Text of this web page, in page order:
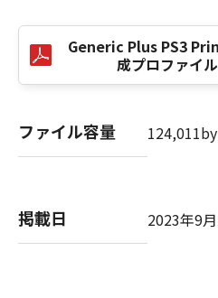
府エンドユーザーである
用されます：The
item," as that term is
computer software
terms are used in 48
all U.S. Government End
the SOFTWARE with
Generic Plus PS3
成プロファイ
ファイル容量
掲載日 2023年9